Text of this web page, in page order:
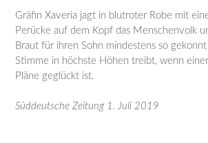
Gräfin Xaveria jagt in blutroter Robe mit
Perücke auf dem Kopf das Menschenvolk
Braut für ihren Sohn mindestens so
Stimme in höchste Höhen treibt, wenn
Pläne geglückt ist.
Süddeutsche Zeitung 1. Juli 2019